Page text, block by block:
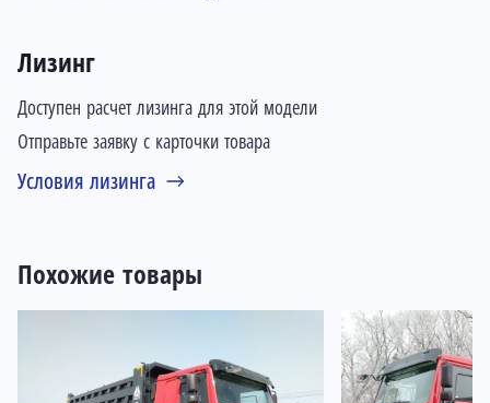
Лизинг
Доступен расчет лизинга для этой модели
Отправьте заявку с карточки товара
Условия лизинга
Похожие товары